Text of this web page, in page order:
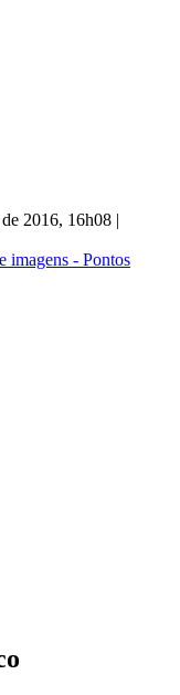
2016, 16h08 |
imagens - Pontos